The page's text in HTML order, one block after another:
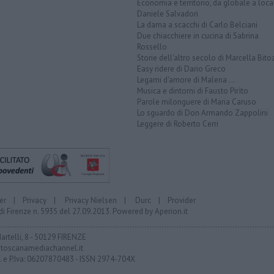
Economia e territorio, da globale a
Daniele Salvadori
La dama a scacchi di Carlo Belciani
Due chiacchiere in cucina di Sabrina
Rossello
Storie dell'altro secolo di Marcella
Easy ridere di Dario Greco
Legami d'amore di Malena ...
Musica e dintorni di Fausto Pirìto
Parole milonguere di Maria Caruso
Lo sguardo di Don Armando Zappolini
Leggere di Roberto Cerri
| Privacy | Privacy Nielsen | Durc | Provider
n. 5935 del 27.09.2013. Powered byAperion.it
8 - 50129 FIRENZE
P.Iva: 06207870483 - ISSN 2974-704X